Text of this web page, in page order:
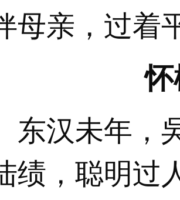
母亲，过着
怀
汉未年，吳
绩，聪明过